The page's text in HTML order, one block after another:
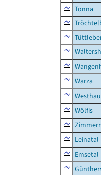
Tonna
Warza
Wölfis
Leinatal
Emsetal